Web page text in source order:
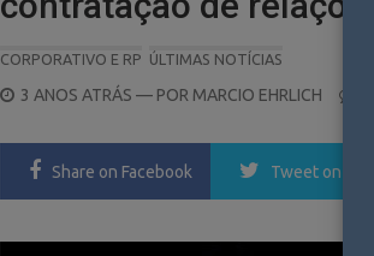
CORPORATIVO E RP ÚLTIMAS NOTÍCIAS
POSTED
3 ANOS ATRÁS — POR MARCIO EHRLICH
Share on Facebook Tweet on